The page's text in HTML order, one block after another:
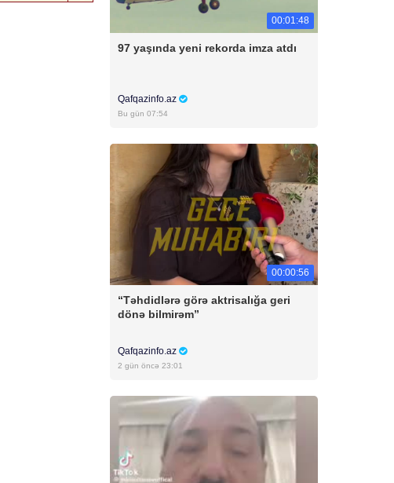
00:01:48
97 yaşında yeni rekorda imza atdı
Qafqazinfo.az
Bu gün 07:54
00:00:56
“Təhdidlərə görə aktrisalığa geri
dönə bilmirəm”
Qafqazinfo.az
2 gün öncə 23:01